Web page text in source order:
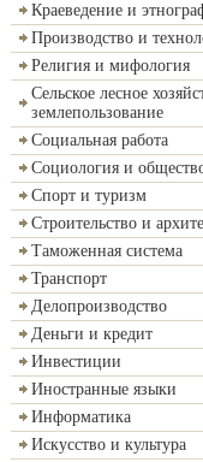
Краеведение и
Производство и
Религия и мифология
Сельское лесное
землепользование
Социальная работа
Социология и
Спорт и туризм
Строительство и
Таможенная система
Транспорт
Делопроизводство
Деньги и кредит
Инвестиции
Иностранные языки
Информатика
Искусство и культура